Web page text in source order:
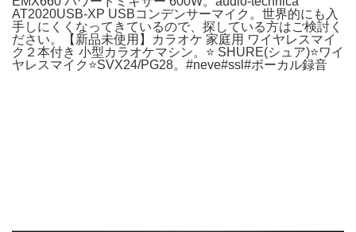
AT2020USB-XP USBコンデンサーマイク。世界的にも入
手しにくくなってきているので、探している方はご検討く
ださい。【新品未使用】カラオケ 家庭用 ワイヤレスマイ
ク２本付き 小型カラオケマシン。⭐️ SHURE(シュア)⭐️ワイ
ヤレスマイク⭐️SVX24/PG28。#neve#ssl#ボーカル録音